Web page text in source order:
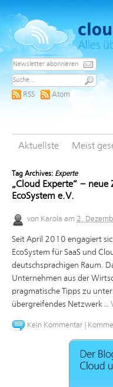
RSS Atom
Aktuellste Meist
Tag Archives: Experte
„Cloud Experte“ –
EcoSystem e.V.
von Karola am 2.
Seit April 2010 engagiert
EcoSystem für SaaS und
deutschsprachigen Raum.
Unternehmen aus der
pragmatische Tipps zu
übergreifendes Netzwerk …
Kein Kommentar